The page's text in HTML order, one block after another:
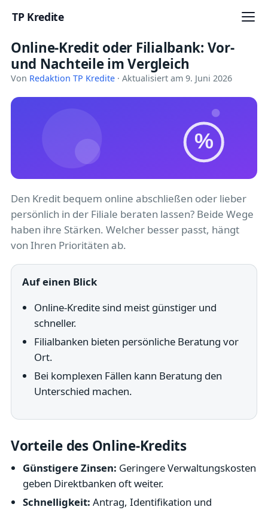
TP Kredite
Startseite
Kredite
Ratgeber
Versicherung
Baufinanzierung
Online-Kredit oder Filialbank: Vor-
und Nachteile im Vergleich
Von Redaktion TP Kredite · Aktualisiert am 9. Juni 2026
%
Den Kredit bequem online abschließen oder lieber
persönlich in der Filiale beraten lassen? Beide Wege
haben ihre Stärken. Welcher besser passt, hängt
von Ihren Prioritäten ab.
Auf einen Blick
Online-Kredite sind meist günstiger und
schneller.
Filialbanken bieten persönliche Beratung vor
Ort.
Bei komplexen Fällen kann Beratung den
Unterschied machen.
Vorteile des Online-Kredits
Günstigere Zinsen: Geringere Verwaltungskosten
geben Direktbanken oft weiter.
Schnelligkeit: Antrag, Identifikation und